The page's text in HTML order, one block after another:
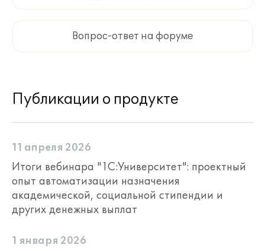
Вопрос-ответ на форуме
Публикации о продукте
11 апреля 2026
Итоги вебинара "1С:Университет": проектный
опыт автоматизации назначения
академической, социальной стипендии и
других денежных выплат
1 января 2026